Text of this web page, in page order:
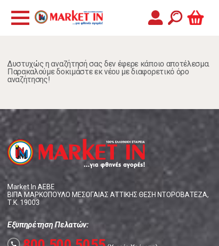
Δυστυχώς η αναζήτησή σας δεν έφερε κάποιο αποτέλεσμα.
Παρακαλούμε δοκιμάστε εκ νέου με διαφορετικό όρο
αναζήτησης!
Market In ΑΕΒΕ
ΒΙΠΑ ΜΑΡΚΟΠΟΥΛΟ ΜΕΣΟΓΑΙΑΣ ΑΤΤΙΚΗΣ ΘΕΣΗ ΝΤΟΡΟΒΑΤΕΖΑ,
Τ.Κ. 19003
Εξυπηρέτηση Πελατών:
call